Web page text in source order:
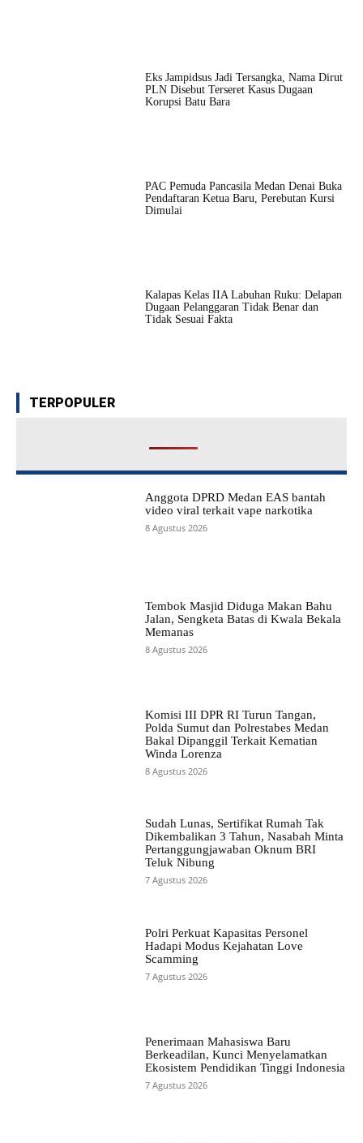
Eks Jampidsus Jadi Tersangka, Nama Dirut
PLN Disebut Terseret Kasus Dugaan
Korupsi Batu Bara
PAC Pemuda Pancasila Medan Denai Buka
Pendaftaran Ketua Baru, Perebutan Kursi
Dimulai
Kalapas Kelas IIA Labuhan Ruku: Delapan
Dugaan Pelanggaran Tidak Benar dan
Tidak Sesuai Fakta
TERPOPULER
Anggota DPRD Medan EAS bantah
video viral terkait vape narkotika
8 Agustus 2026
Tembok Masjid Diduga Makan Bahu
Jalan, Sengketa Batas di Kwala Bekala
Memanas
8 Agustus 2026
Komisi III DPR RI Turun Tangan,
Polda Sumut dan Polrestabes Medan
Bakal Dipanggil Terkait Kematian
Winda Lorenza
8 Agustus 2026
Sudah Lunas, Sertifikat Rumah Tak
Dikembalikan 3 Tahun, Nasabah Minta
Pertanggungjawaban Oknum BRI
Teluk Nibung
7 Agustus 2026
Polri Perkuat Kapasitas Personel
Hadapi Modus Kejahatan Love
Scamming
7 Agustus 2026
Penerimaan Mahasiswa Baru
Berkeadilan, Kunci Menyelamatkan
Ekosistem Pendidikan Tinggi Indonesia
7 Agustus 2026